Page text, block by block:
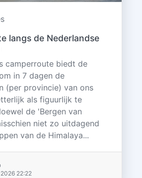
langs de Nederlandse
camperroute biedt de
in 7 dagen de
(per provincie) van ons
als figuurlijk te
de 'Bergen van
niet zo uitdagend
van de Himalaya...
22:22